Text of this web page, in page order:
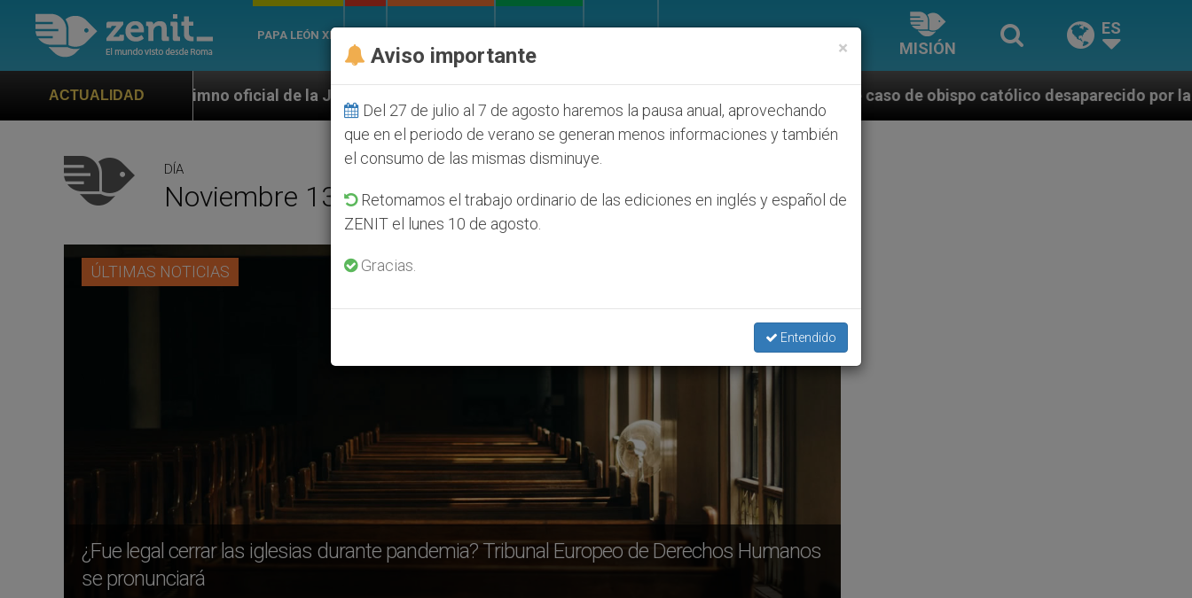
PAPA LEÓN XIV
MISIÓN
ES
ACTUALIDAD
Himno oficial de la Jornada Mundial de la Juventud Seúl 2027 ONU se pronuncia ante caso de obispo católico desaparecido por la dictadura
DÍA
Noviembre 13th, 2021
ÚLTIMAS NOTICIAS
¿Fue legal cerrar las iglesias durante pandemia? Tribunal Europeo de Derechos Humanos
se pronunciará
×
Aviso importante
Del 27 de julio al 7 de agosto haremos la pausa anual, aprovechando
que en el periodo de verano se generan menos informaciones y también
el consumo de las mismas disminuye.
Retomamos el trabajo ordinario de las ediciones en inglés y español de
ZENIT el lunes 10 de agosto.
Gracias.
Entendido